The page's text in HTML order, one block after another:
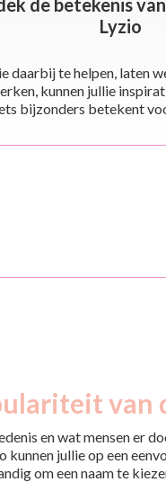
Lyzio
daarbij te helpen, laten
kunnen jullie
bijzonders betekent
van
en wat mensen er
jullie op een
om een naam te